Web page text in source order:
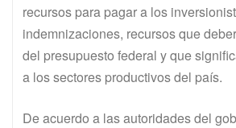
recursos para pagar a los
indemnizaciones, recursos que
del presupuesto federal y que
a los sectores productivos del país.
De acuerdo a las autoridades del